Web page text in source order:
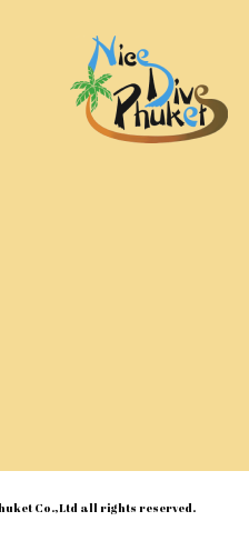
Co.,Ltd all rights reserved.